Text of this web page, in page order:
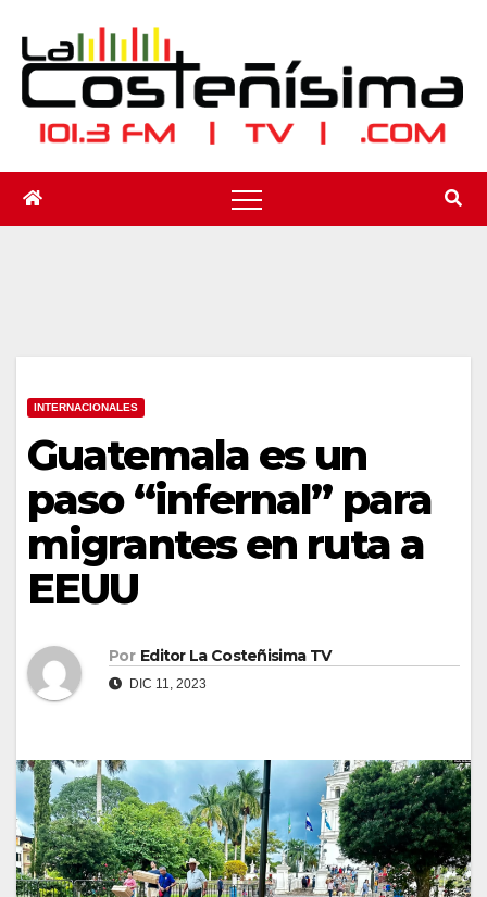
contenido
INTERNACIONALES
Guatemala es un
paso “infernal” para
migrantes en ruta a
EEUU
Por Editor La Costeñisima TV
DIC 11, 2023